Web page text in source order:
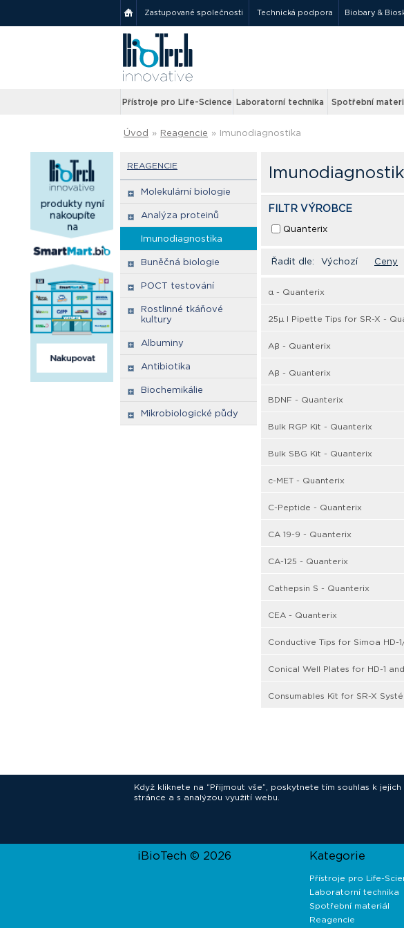
Zastupované společnosti Technická podpora Biobary &
Přístroje pro Life-Science Laboratorní technika Spotřební
Úvod » Reagencie » Imunodiagnostika
REAGENCIE
Molekulární biologie
Analýza proteinů
Imunodiagnostika
Buněčná biologie
POCT testování
Rostlinné tkáňové
kultury
Albuminy
Antibiotika
Biochemikálie
Mikrobiologické půdy
FILTR VÝROBCE
Quanterix
Řadit dle: Výchozí Ceny
α - Quanterix
25µ l Pipette Tips for SR-X -
Aβ - Quanterix
Aβ - Quanterix
BDNF - Quanterix
Bulk RGP Kit - Quanterix
Bulk SBG Kit - Quanterix
c-MET - Quanterix
C-Peptide - Quanterix
CA 19-9 - Quanterix
CA-125 - Quanterix
Cathepsin S - Quanterix
CEA - Quanterix
Conductive Tips for Simoa HD-
Conical Well Plates for HD-1
Consumables Kit for SR-X
Když kliknete na “Přijmout vše”, poskytnete tím souhlas k
stránce a s analýzou využití webu.
iBioTech © 2026 Kategorie
Přístroje pro Life-
Laboratorní technika
Spotřební materiál
Reagencie